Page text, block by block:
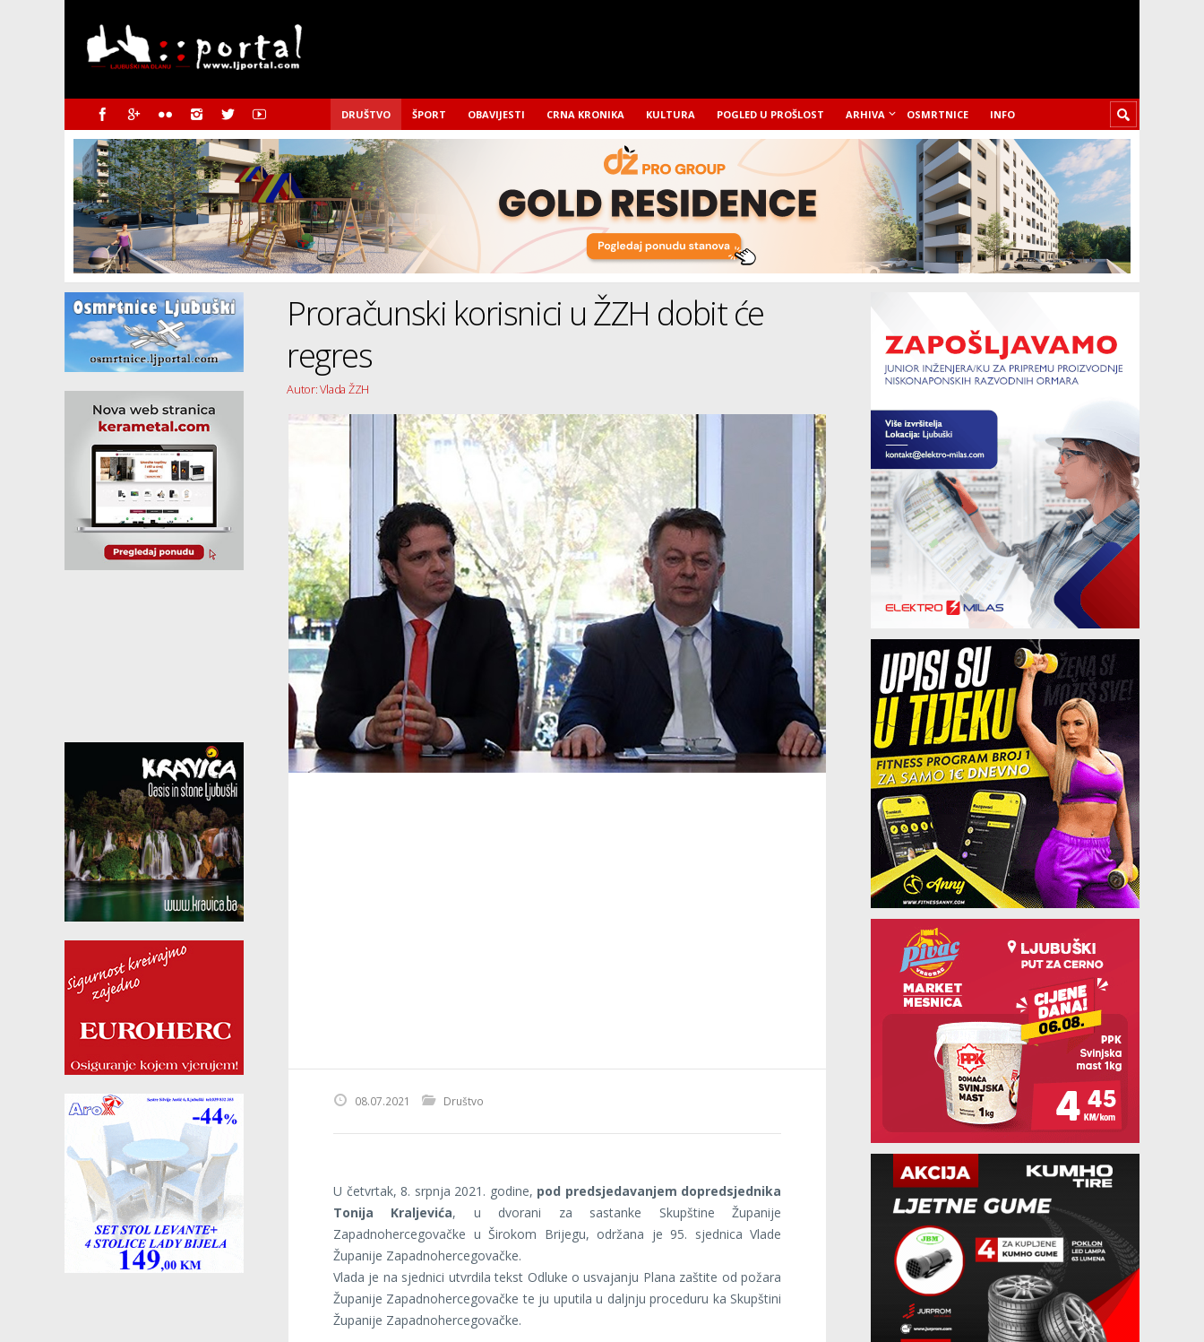
DRUŠTVO ŠPORT OBAVIJESTI CRNA KRONIKA KULTURA POGLED U PROŠLOST ARHIVA OSMRTNICE INFO
Proračunski korisnici u ŽZH dobit će
regres
Autor: Vlada ŽZH
08.07.2021 Društvo
U četvrtak, 8. srpnja 2021. godine, pod predsjedavanjem dopredsjednika
Tonija Kraljevića, u dvorani za sastanke Skupštine Županije
Zapadnohercegovačke u Širokom Brijegu, održana je 95. sjednica Vlade
Županije Zapadnohercegovačke.
Vlada je na sjednici utvrdila tekst Odluke o usvajanju Plana zaštite od požara
Županije Zapadnohercegovačke te ju uputila u daljnju proceduru ka Skupštini
Županije Zapadnohercegovačke.